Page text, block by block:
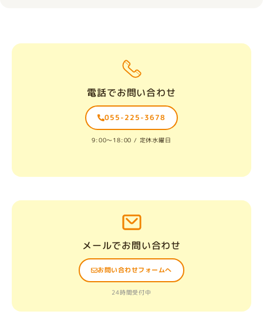
電話でお問い合わせ
055-225-3678
9:00〜18:00 / 定休水曜日
メールでお問い合わせ
お問い合わせフォームへ
24時間受付中